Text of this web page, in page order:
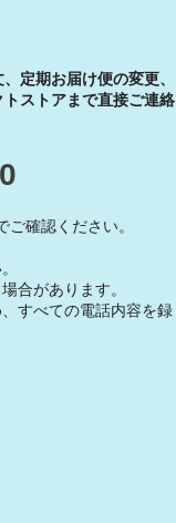
定期お届け便の変更、
ストアまで直接ご連絡
確認ください。
合があります。
すべての電話内容を録